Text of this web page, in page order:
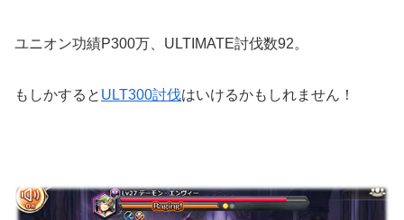
ユニオン功績P300万、ULTIMATE討伐数92。
もしかすると ULT300討伐はいけるかもしれません！